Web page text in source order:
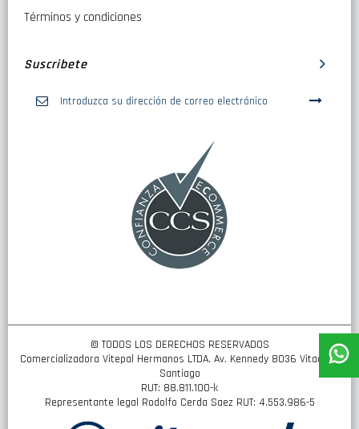
Términos y condiciones
Suscribete
© TODOS LOS DERECHOS RESERVADOS
Comercializadora Vitepal Hermanos LTDA. Av. Kennedy 8036 Vitacura,
Santiago
RUT: 88.811.100-k
Representante legal Rodolfo Cerda Saez RUT: 4.553.986-5